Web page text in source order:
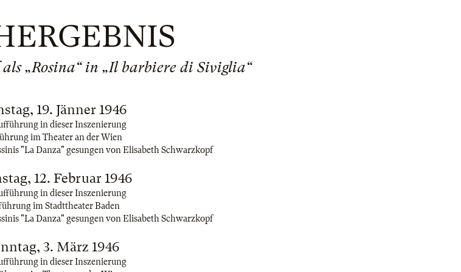
„Rosina“ in „Il barbiere di Siviglia“
19. Jänner 1946
in dieser Inszenierung
im Theater an der Wien
"La Danza" gesungen von Elisabeth Schwarzkopf
12. Februar 1946
in dieser Inszenierung
im Stadttheater Baden
"La Danza" gesungen von Elisabeth Schwarzkopf
3. März 1946
in dieser Inszenierung